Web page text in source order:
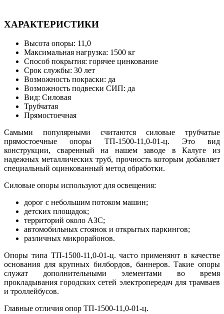
ХАРАКТЕРИСТИКИ
Высота опоры: 11,0
Максимальная нагрузка: 1500 кг
Способ покрытия: горячее цинкование
Срок службы: 30 лет
Возможность покраски: да
Возможность подвески СИП: да
Вид: Силовая
Трубчатая
Прямостоечная
Самыми популярными считаются силовые трубчатые
прямостоечные опоры ТП-1500-11,0-01-ц. Это вид
конструкции, сваренный на нашем заводе в Калуге из
надежных металлических труб, прочность которым добавляет
специальный оцинкованный метод обработки.
Силовые опоры используют для освещения:
дорог с небольшим потоком машин;
детских площадок;
территорий около АЗС;
автомобильных стоянок и открытых паркингов;
различных микрорайонов.
Опоры типа ТП-1500-11,0-01-ц. часто применяют в качестве
основания для крупных билбордов, баннеров. Такие опоры
служат дополнительными элементами во время
прокладывания городских сетей электропередач для трамваев
и троллейбусов.
Главные отличия опор ТП-1500-11,0-01-ц.